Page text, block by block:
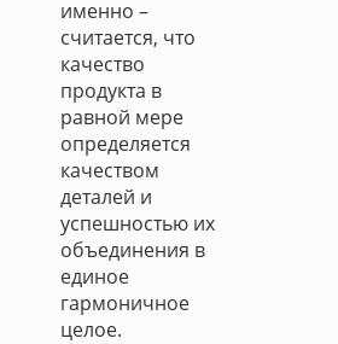
именно –
считается, что
качество
продукта в
равной мере
определяется
качеством
деталей и
успешностью их
объединения в
единое
гармоничное
целое.